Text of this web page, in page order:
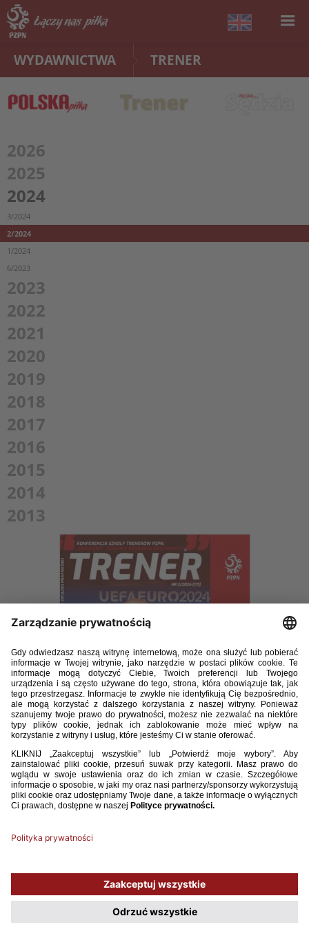
WYDAWNICTWA TRENER
2026
2025
2024
3/2024
2/2024
1/2024
6/2023
2023
2022
2021
2020
2019
2018
2017
2016
2015
2014
2013
TRENER 2 2024.pdf
Używamy plików cookies, aby ułatwić Ci korzystanie z naszego serwisu
oraz do celów statystycznych. Jeśli nie blokujesz tych plików, to zgadzasz
się na ich użycie oraz zapisanie w pamięci urządzenia. Pamiętaj, że